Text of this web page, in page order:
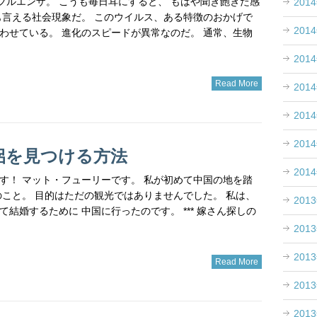
える社会現象だ。 このウイルス、ある特徴のおかげで
せている。 進化のスピードが異常なのだ。 通常、生物
Read More
を見つける方法
！ マット・フューリーです。 私が初めて中国の地を踏
と。 目的はただの観光ではありませんでした。 私は、
結婚するために 中国に行ったのです。 *** 嫁さん探しの
Read More